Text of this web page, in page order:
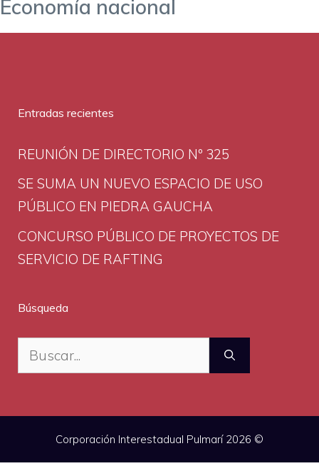
Economía nacional
Entradas recientes
REUNIÓN DE DIRECTORIO Nº 325
SE SUMA UN NUEVO ESPACIO DE USO
PÚBLICO EN PIEDRA GAUCHA
CONCURSO PÚBLICO DE PROYECTOS DE
SERVICIO DE RAFTING
Búsqueda
Buscar:
Corporación Interestadual Pulmarí 2026 ©